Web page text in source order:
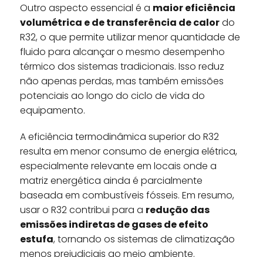
Outro aspecto essencial é a maior eficiência
volumétrica e de transferência de calordo
R32, o que permite utilizar menor quantidade de
fluido para alcançar o mesmo desempenho
térmico dos sistemas tradicionais. Isso reduz
não apenas perdas, mas também emissões
potenciais ao longo do ciclo de vida do
equipamento.
A eficiência termodinâmica superior do R32
resulta em menor consumo de energia elétrica,
especialmente relevante em locais onde a
matriz energética ainda é parcialmente
baseada em combustíveis fósseis. Em resumo,
usar o R32 contribui para a redução das
emissões indiretas de gases de efeito
estufa, tornando os sistemas de climatização
menos prejudiciais ao meio ambiente.